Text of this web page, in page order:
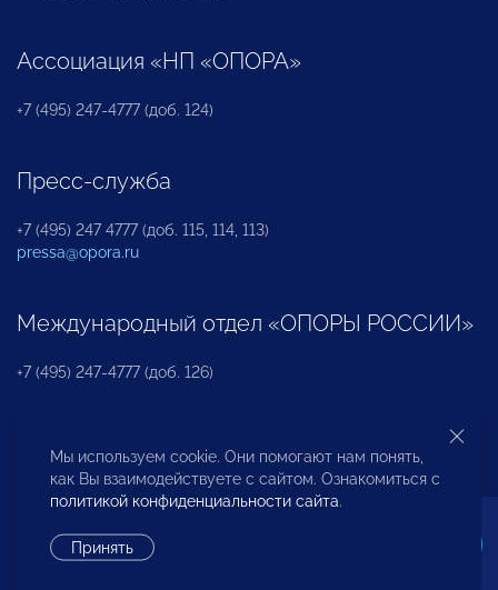
Ассоциация «НП «ОПОРА»
+7 (495) 247-4777 (доб. 124)
Пресс-служба
+7 (495) 247 4777 (доб. 115, 114, 113)
pressa@opora.ru
Международный отдел «ОПОРЫ РОССИИ»
+7 (495) 247-4777 (доб. 126)
Бюро по защите прав предпринимателей и
инвесторов
Мы используем cookie. Они помогают нам понять,
как Вы взаимодействуете с сайтом. Ознакомиться с
политикой конфиденциальности сайта.
Принять